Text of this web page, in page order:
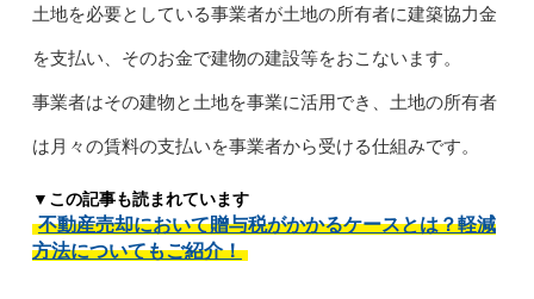
土地を必要としている事業者が土地の所有者に建築協力金
を支払い、そのお金で建物の建設等をおこないます。
事業者はその建物と土地を事業に活用でき、土地の所有者
は月々の賃料の支払いを事業者から受ける仕組みです。
▼この記事も読まれています
不動産売却において贈与税がかかるケースとは？軽減
方法についてもご紹介！